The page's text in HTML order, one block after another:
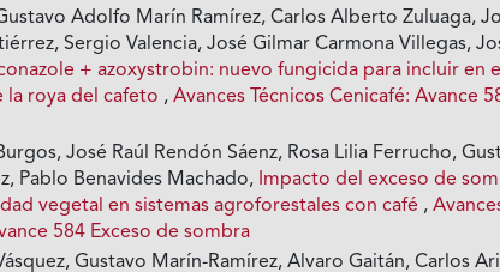
Adolfo Marín Ramírez, Carlos Alberto Zuluaga,
Sergio Valencia, José Gilmar Carmona Villegas,
+ azoxystrobin: nuevo fungicida para incluir en
la roya del cafeto ,Avances Técnicos Cenicafé: Avance
José Raúl Rendón Sáenz, Rosa Lilia Ferrucho,
Pablo Benavides Machado, Impacto del exceso de
vegetal en sistemas agroforestales con café ,
584 Exceso de sombra
Gustavo Marín-Ramírez, Alvaro Gaitán, Carlos